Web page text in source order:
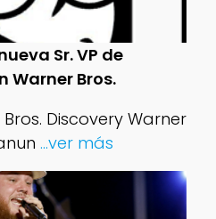
Sr. VP de
Warner Bros.
Discovery Warner
...ver más